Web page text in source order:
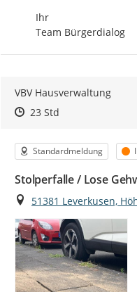
Ihr
Team Bürgerdialog
VBV Hausverwaltung
Zeitpunkt des Erstellens
Zeitpunkt des Erstellens
23 StdZur Äußerung
Kategorie
Standardmeldung
Stolperfalle / Lose
Ort
51381 Leverkusen,